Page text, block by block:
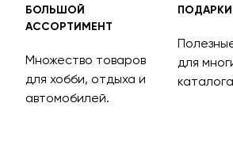
БОЛЬШОЙ
АССОРТИМЕНТ
Множество товаров
для хобби, отдыха и
автомобилей.
ПОДАРКИ
для